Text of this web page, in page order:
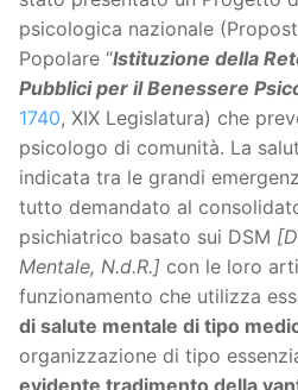
psicologica nazionale
Popolare “Istituzione della
Pubblici per il Benessere
1740, XIX Legislatura) che
psicologo di comunità. La
indicata tra le grandi
tutto demandato al
psichiatrico basato sui DSM
Mentale, N.d.R.] con le loro
funzionamento che utilizza
di salute mentale di tipo
organizzazione di tipo